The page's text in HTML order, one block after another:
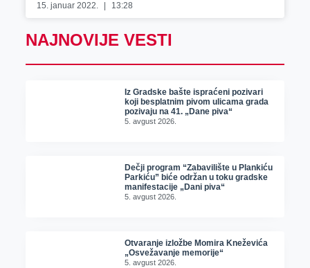
15. januar 2022. 13:28
NAJNOVIJE VESTI
Iz Gradske bašte ispraćeni pozivari
koji besplatnim pivom ulicama grada
pozivaju na 41. „Dane piva“
5. avgust 2026.
Dečji program “Zabavilište u Plankiću
Parkiću” biće održan u toku gradske
manifestacije „Dani piva“
5. avgust 2026.
Otvaranje izložbe Momira Kneževića
„Osvežavanje memorije“
5. avgust 2026.